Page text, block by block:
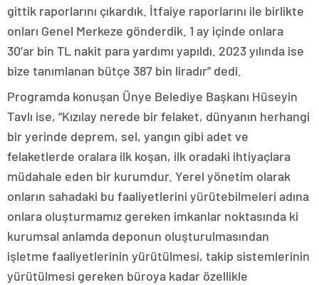
gittik raporlarını çıkardık. İtfaiye raporlarını ile birlikte
onları Genel Merkeze gönderdik. 1 ay içinde onlara
30’ar bin TL nakit para yardımı yapıldı. 2023 yılında ise
bize tanımlanan bütçe 387 bin liradır” dedi.
Programda konuşan Ünye Belediye Başkanı Hüseyin
Tavlı ise, “Kızılay nerede bir felaket, dünyanın herhangi
bir yerinde deprem, sel, yangın gibi adet ve
felaketlerde oralara ilk koşan, ilk oradaki ihtiyaçlara
müdahale eden bir kurumdur. Yerel yönetim olarak
onların sahadaki bu faaliyetlerini yürütebilmeleri adına
onlara oluşturmamız gereken imkanlar noktasında ki
kurumsal anlamda deponun oluşturulmasından
işletme faaliyetlerinin yürütülmesi, takip sistemlerinin
yürütülmesi gereken büroya kadar özellikle